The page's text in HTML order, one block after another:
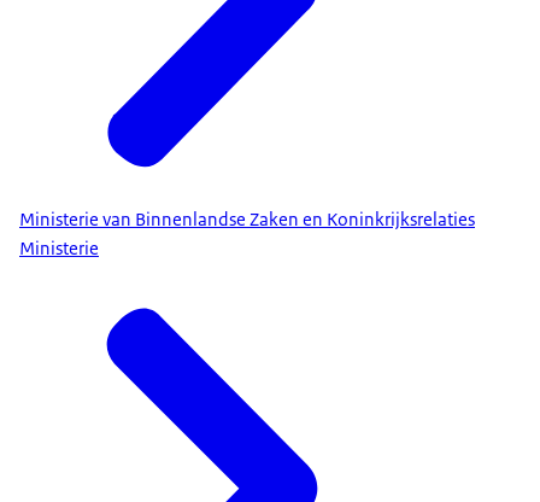
Ministerie van Binnenlandse Zaken en Koninkrijksrelaties
Ministerie